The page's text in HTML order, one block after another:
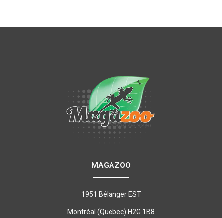
MAGAZOO
1951 Bélanger EST
Montréal (Quebec) H2G 1B8